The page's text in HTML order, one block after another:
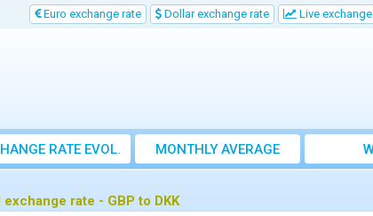
Euro exchange rate Dollar exchange rate Live
RATE EVOL.
MONTHLY AVERAGE
EXCHANGE RATE
rate - GBP to DKK